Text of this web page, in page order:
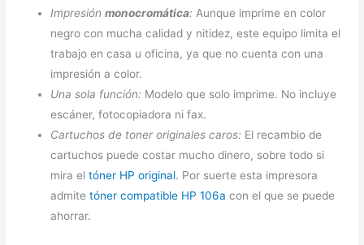
Impresiónmonocromática:Aunque imprime en color
negro con mucha calidad y nitidez, este equipo limita el
trabajo en casa u oficina, ya que no cuenta con una
impresión a color.
Una sola función: Modelo que solo imprime. No incluye
escáner, fotocopiadora ni fax.
Cartuchos de toner originales caros: El recambio de
cartuchos puede costar mucho dinero, sobre todo si
mira eltóner HP original. Por suerte esta impresora
admitetóner compatible HP 106a con el que se puede
ahorrar.